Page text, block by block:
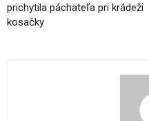
prichytila páchateľa pri krádeži
kosačky